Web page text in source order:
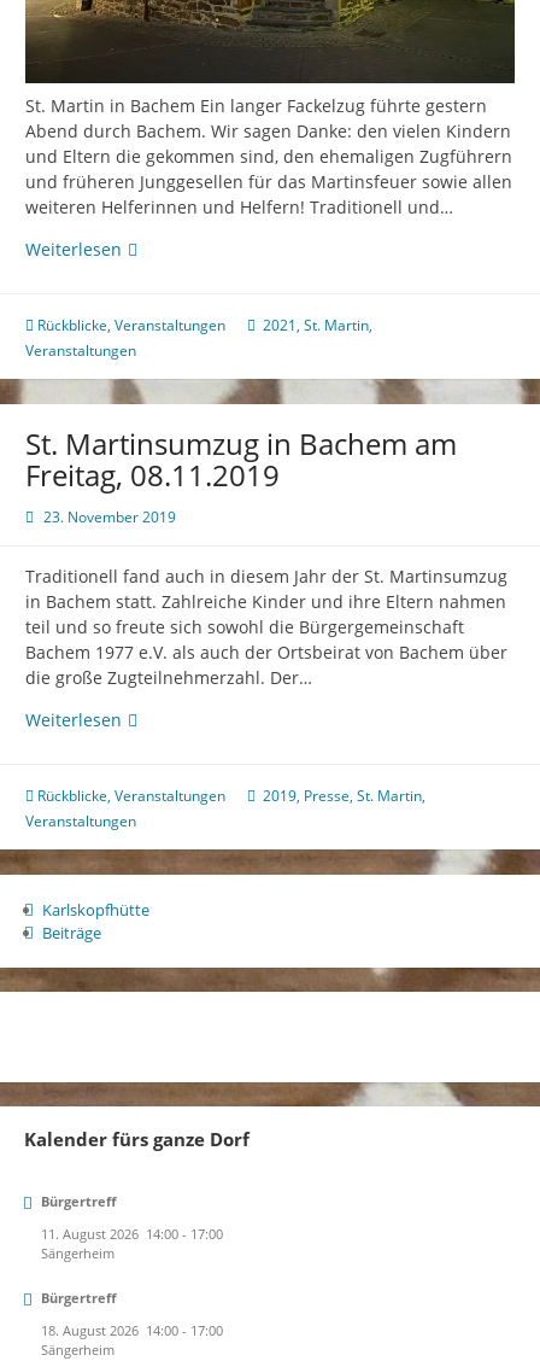
St. Martin in Bachem Ein langer Fackelzug führte gestern
Abend durch Bachem. Wir sagen Danke: den vielen Kindern
und Eltern die gekommen sind, den ehemaligen Zugführern
und früheren Junggesellen für das Martinsfeuer sowie allen
weiteren Helferinnen und Helfern! Traditionell und…
Weiterlesen St.
Rückblicke, Veranstaltungen 2021, St. Martin,
Veranstaltungen
St. Martinsumzug in Bachem am
Freitag, 08.11.2019
23. November 2019
Traditionell fand auch in diesem Jahr der St. Martinsumzug
in Bachem statt. Zahlreiche Kinder und ihre Eltern nahmen
teil und so freute sich sowohl die Bürgergemeinschaft
Bachem 1977 e.V. als auch der Ortsbeirat von Bachem über
die große Zugteilnehmerzahl. Der…
Weiterlesen St.
Bachem
am
Freitag,
08.11.2019
Rückblicke, Veranstaltungen 2019, Presse, St. Martin,
Veranstaltungen
Karlskopfhütte
Beiträge
Kalender fürs ganze Dorf
Bürgertreff
11. August 2026 14:00- 17:00
Sängerheim
Bürgertreff
18. August 2026 14:00- 17:00
Sängerheim